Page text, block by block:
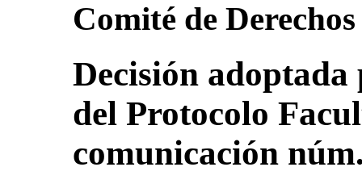
Comité de
Decisión
del Protocolo
comunicación